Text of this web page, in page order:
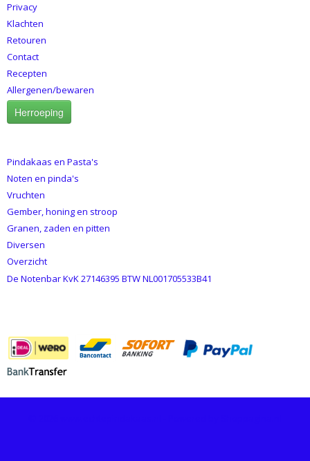
Privacy
Klachten
Retouren
Contact
Recepten
Allergenen/bewaren
Herroeping
Pindakaas en Pasta's
Noten en pinda's
Vruchten
Gember, honing en stroop
Granen, zaden en pitten
Diversen
Overzicht
De Notenbar KvK 27146395 BTW NL001705533B41